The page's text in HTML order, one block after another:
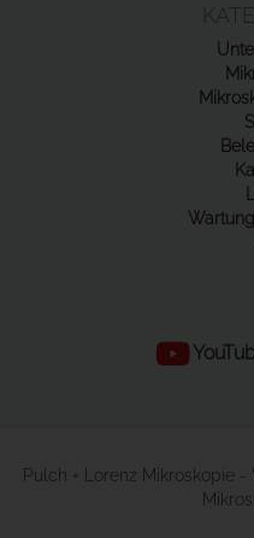
Pulch + Lorenz Mikroskopie